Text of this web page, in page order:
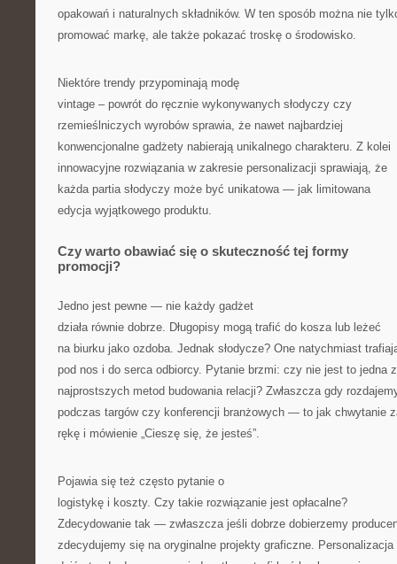
opakowań i naturalnych składników. W ten sposób można nie
promować markę, ale także pokazać troskę o środowisko.
Niektóre trendy przypominają modę
vintage – powrót do ręcznie wykonywanych słodyczy czy
rzemieślniczych wyrobów sprawia, że nawet najbardziej
konwencjonalne gadżety nabierają unikalnego charakteru. Z kolei
innowacyjne rozwiązania w zakresie personalizacji sprawiają, że
każda partia słodyczy może być unikatowa — jak limitowana
edycja wyjątkowego produktu.
Czy warto obawiać się o skuteczność tej formy
promocji?
Jedno jest pewne — nie każdy gadżet
działa równie dobrze. Długopisy mogą trafić do kosza lub leżeć
na biurku jako ozdoba. Jednak słodycze? One natychmiast
pod nos i do serca odbiorcy. Pytanie brzmi: czy nie jest to jedna z
najprostszych metod budowania relacji? Zwłaszcza gdy
podczas targów czy konferencji branżowych — to jak chwytanie
rękę i mówienie „Cieszę się, że jesteś”.
Pojawia się też często pytanie o
logistykę i koszty. Czy takie rozwiązanie jest opłacalne?
Zdecydowanie tak — zwłaszcza jeśli dobrze dobierzemy
zdecydujemy się na oryginalne projekty graficzne. Personalizacja